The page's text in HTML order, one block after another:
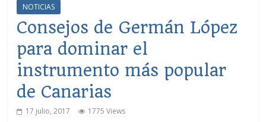
NOTICIAS
Consejos de Germán López
para dominar el
instrumento más popular
de Canarias
17 julio, 2017 1775 Views